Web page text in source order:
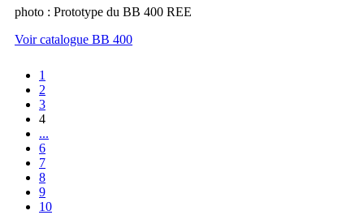
photo : Prototype du BB 400 REE
Voir catalogue BB 400
1
2
3
4
...
6
7
8
9
10